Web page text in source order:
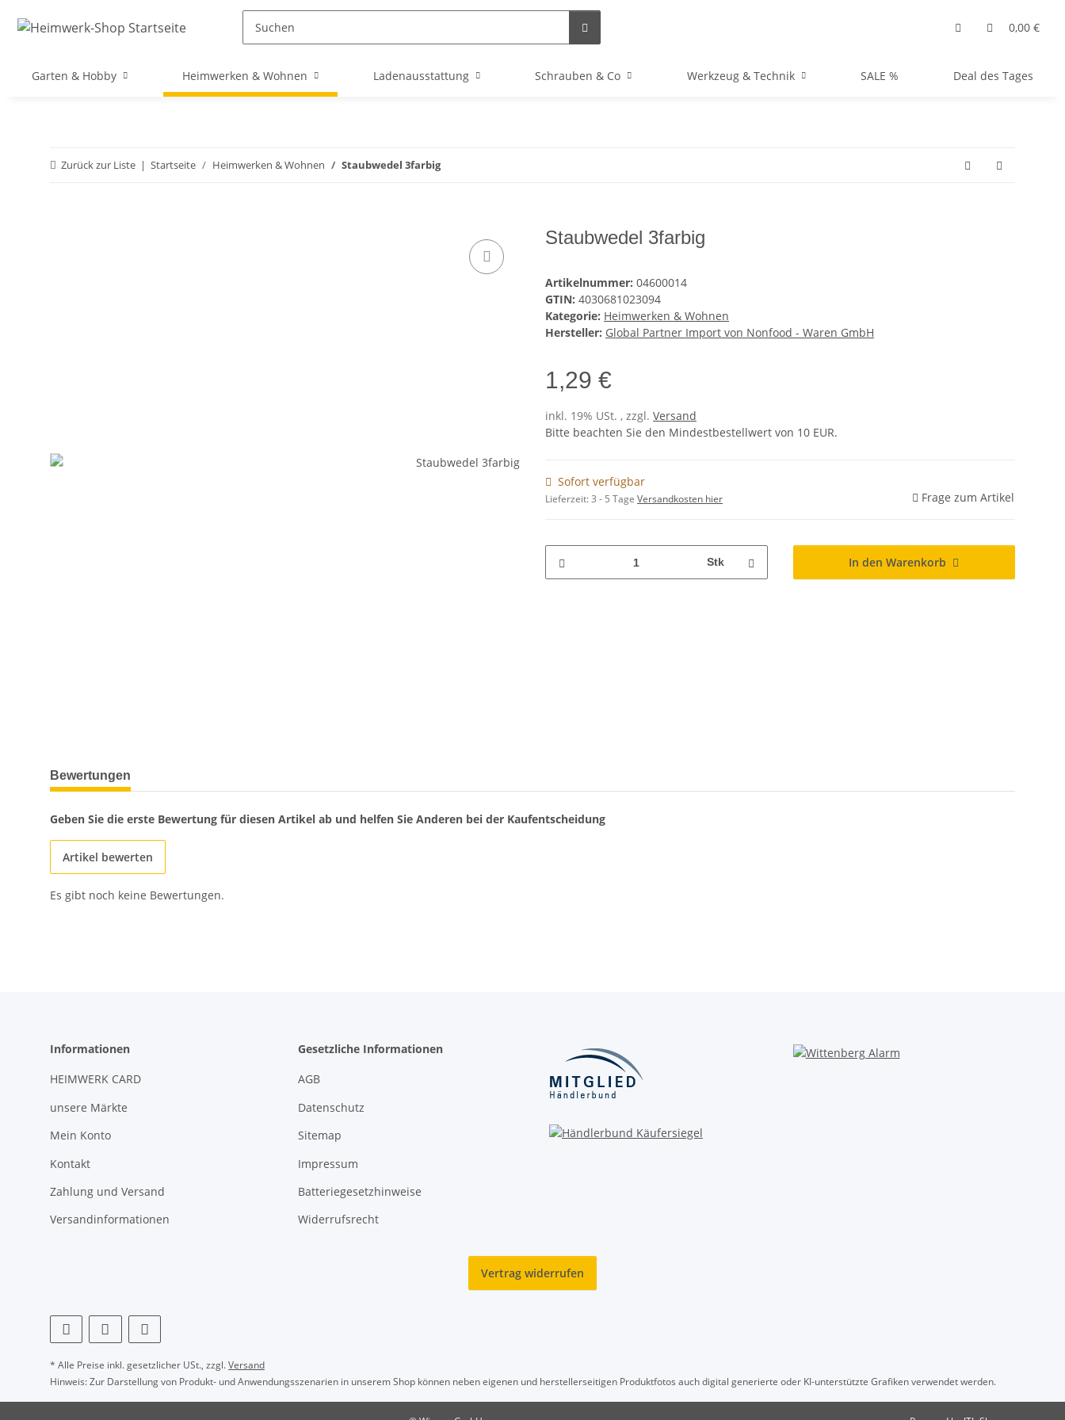
0,00 €
Garten & Hobby Heimwerken & Wohnen Ladenausstattung Schrauben & Co Werkzeug & Technik SALE % Deal des Tages
Zurück zur Liste Startseite Heimwerken & Wohnen Staubwedel 3farbig
Staubwedel 3farbig
Artikelnummer: 04600014
GTIN: 4030681023094
Kategorie: Heimwerken & Wohnen
Hersteller: Global Partner Import von Nonfood - Waren GmbH
1,29 €
inkl. 19% USt. , zzgl. Versand
Bitte beachten Sie den Mindestbestellwert von 10 EUR.
Sofort verfügbar
Lieferzeit:3 - 5 Tage Versandkosten hier Frage zum Artikel
Stk In den Warenkorb
weitere Registerkarten anzeigen
Bewertungen
Geben Sie die erste Bewertung für diesen Artikel ab und helfen Sie Anderen bei der Kaufentscheidung
Artikel bewerten
Es gibt noch keine Bewertungen.
Informationen
HEIMWERK CARD
unsere Märkte
Mein Konto
Kontakt
Zahlung und Versand
Versandinformationen
Gesetzliche Informationen
AGB
Datenschutz
Sitemap
Impressum
Batteriegesetzhinweise
Widerrufsrecht
Vertrag widerrufen
* Alle Preise inkl. gesetzlicher USt., zzgl.Versand
Hinweis: Zur Darstellung von Produkt- und Anwendungsszenarien in unserem Shop können neben eigenen und herstellerseitigen Produktfotos auch digital generierte oder KI-unterstützte Grafiken verwendet werden.